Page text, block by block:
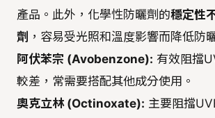
產品。此外，化學性防曬劑的穩定性
劑 ，容易受光照和溫度影響而降低防
阿伏苯宗 (Avobenzone): 有效阻擋
較差，常需要搭配其他成分使用。
奧克立林 (Octinoxate): 主要阻擋